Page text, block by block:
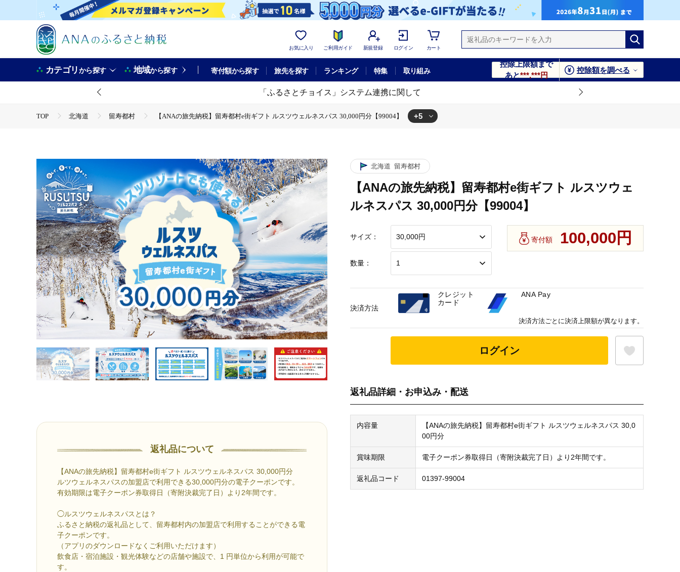
お気に入り ご利用ガイド 新規登録 ログイン カート
カテゴリから探す 地域から探す 寄付額から探す 旅先を探す ランキング 特集 取り組み
控除上限額まで
あと***,***円
控除額を調べる
「ふるさとチョイス」システム連携に関して
TOP 北海道 留寿都村 【ANAの旅先納税】留寿都村e街ギフト ルスツウェルネスパス 30,000円分【99004】 +5
旅行・宿泊・体験 温泉 【ANAの旅先納税】留寿都村e街ギフト ルスツウェルネスパス 30,000円分【99004】
返礼品について
【ANAの旅先納税】留寿都村e街ギフト ルスツウェルネスパス 30,000円分
ルツウェルネスパスの加盟店で利用できる30,000円分の電子クーポンです。
有効期限は電子クーポン券取得日（寄附決裁完了日）より2年間です。
◯ルスツウェルネスパスとは？
ふるさと納税の返礼品として、留寿都村内の加盟店で利用することができる電
子クーポンです。
（アプリのダウンロードなくご利用いただけます）
飲食店・宿泊施設・観光体験などの店舗や施設で、1 円単位から利用が可能で
す。
北海道 留寿都村
【ANAの旅先納税】留寿都村e街ギフト ルスツウェ
ルネスパス 30,000円分【99004】
サイズ：
数量：
寄付額 100,000円
ログイン
返礼品詳細・お申込み・配送
内容量
【ANAの旅先納税】留寿都村e街ギフト ルスツウェルネスパス 30,0
00円分
賞味期限 電子クーポン券取得日（寄附決裁完了日）より2年間です。
返礼品コード 01397-99004
決済方法
クレジット
カード
ANA Pay
決済方法ごとに決済上限額が異なります。